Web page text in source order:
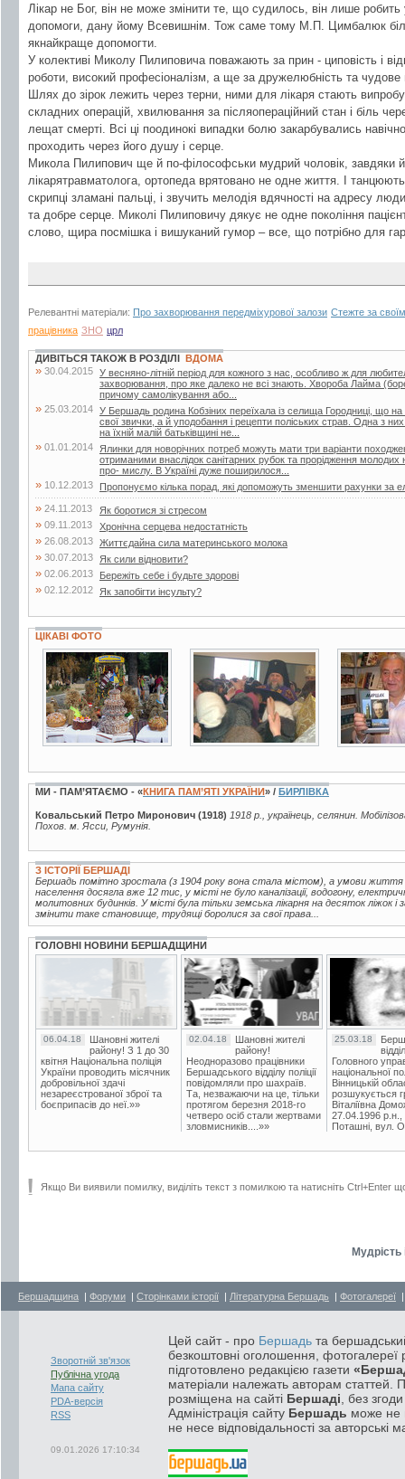
Лікар не Бог, він не може змінити те, що судилось, він лише
допомоги, дану йому Всевишнім. Тож саме тому М.П. Цимбалюк
якнайкраще допомогти.
У колективі Миколу Пилиповича поважають за прин - циповість і
роботи, високий професіоналізм, а ще за дружелюбність та чудове
Шлях до зірок лежить через терни, ними для лікаря стають
складних операцій, хвилювання за післяопераційний стан і біль
лещат смерті. Всі ці поодинокі випадки болю закарбувались
проходить через його душу і серце.
Микола Пилипович ще й по-філософськи мудрий чоловік, завдяки
лікарятравматолога, ортопеда врятовано не одне життя. І
скрипці зламані пальці, і звучить мелодія вдячності на адресу
та добре серце. Миколі Пилиповичу дякує не одне покоління
слово, щира посмішка і вишуканий гумор – все, що потрібно для
Релевантні матеріали: Про захворювання передміхурової залози Стежте за
працівника ЗНО црл
ДИВІТЬСЯ ТАКОЖ В РОЗДІЛІ ВДОМА
» 30.04.2015 У весняно-літній період для кожного з нас, особливо ж для
захворювання, про яке далеко не всі знають. Хвороба Лайма
причому самолікування або...
» 25.03.2014 У Бершадь родина Кобзіних переїхала із селища Городниці, що
свої звички, а й уподобання і рецепти поліських страв. Одна з
на їхній малій батьківщині не...
» 01.01.2014
Ялинки для новорічних потреб можуть мати три варіанти
отриманими внаслідок санітарних рубок та прорідження
про- мислу. В Україні дуже поширилося...
» 10.12.2013 Пропонуємо кілька порад, які допоможуть зменшити рахунки за
» 24.11.2013 Як боротися зі стресом
» 09.11.2013 Хронічна серцева недостатність
» 26.08.2013 Життєдайна сила материнського молока
» 30.07.2013 Як сили відновити?
» 02.06.2013 Бережіть себе і будьте здорові
» 02.12.2012 Як запобігти інсульту?
ЦІКАВІ ФОТО
1 фото 7 фото 2 фото
МИ - ПАМ’ЯТАЄМО - «КНИГА ПАМ’ЯТІ УКРАЇНИ» / БИРЛІВКА
Ковальський Петро Миронович (1918) 1918 р., українець, селянин.
Похов. м. Ясси, Румунія.
З ІСТОРІЇ БЕРШАДІ
Бершадь помітно зростала (з 1904 року вона стала містом), а умови
населення досягла вже 12 тис, у місті не було каналізації, водогону,
молитовних будинків. У місті була тільки земська лікарня на десяток ліжок
змінити таке становище, трудящі боролися за свої права...
ГОЛОВНІ НОВИНИ БЕРШАДЩИНИ
06.04.18
Шановні жителі
району! З 1 до 30
квітня Національна поліція
України проводить місячник
добровільної здачі
незареєстрованої зброї та
боєприпасів до неї.»»
02.04.18
Шановні жителі
району!
Неодноразово працівники
Бершадського відділу поліції
повідомляли про шахраїв.
Та, незважаючи на це, тільки
протягом березня 2018-го
четверо осіб стали жертвами
зловмисників....»»
25.03.18
Головного
національної
Вінницькій
розшукується
Віталіївна
27.04.1996 р.н.,
Поташні, вул.
Якщо Ви виявили помилку, виділіть текст з помилкою та натисніть Ctrl+Enter
Мудрість
Бершадщина | Форуми | Сторінками історії | Літературна Бершадь | Фотогалереї
Зворотній зв'язок
Публічна угода
Мапа сайту
PDA-версія
RSS
09.01.2026 17:10:34
Цей сайт - про Бершадь та
безкоштовні оголошення, фотогалереї
підготовлено редакцією газети
матеріали належать авторам статтей.
розміщена на сайті Бершаді , без
Адміністрація сайту Бершадь може не
не несе відповідальності за авторські